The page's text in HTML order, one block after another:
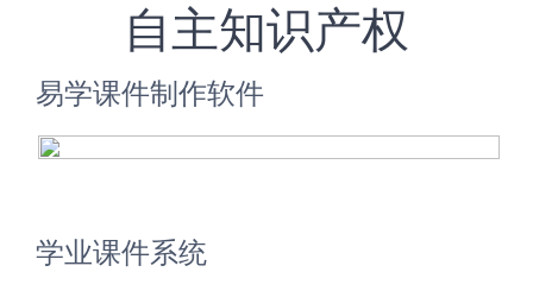
自主知识产权
易学课件制作软件
学业课件系统